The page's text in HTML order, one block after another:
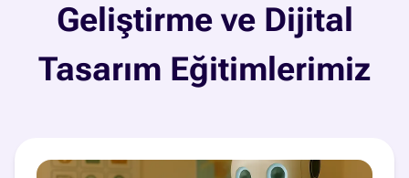
Geliştirme ve Dijital
Tasarım Eğitimlerimiz